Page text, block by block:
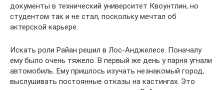
документы в технический университет Квоунтлин, но
студентом так и не стал, поскольку мечтал об
актерской карьере.
Искать роли Райан решил в Лос-Анджелесе. Поначалу
ему было очень тяжело. В первый же день у парня угнали
автомобиль. Ему пришлось изучать незнакомый город,
выслушивать постоянные отказы на кастингах. Это